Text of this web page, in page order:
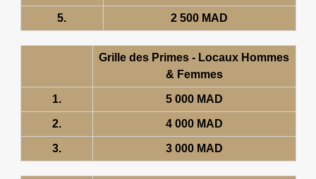
5. 2 500 MAD
Grille des Primes - Locaux Hommes
& Femmes
1. 5 000 MAD
2. 4 000 MAD
3. 3 000 MAD